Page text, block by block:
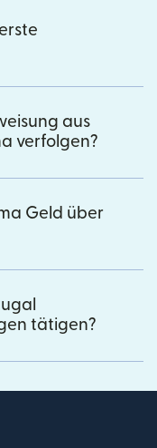
aus
verfolgen?
Geld über
tätigen?